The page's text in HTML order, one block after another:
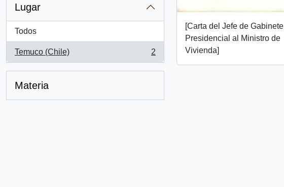
Lugar
Todos
Temuco (Chile)
, 2 resultados
2
Materia
[Carta del Jefe de Gabinete
Presidencial al Ministro de
Vivienda]